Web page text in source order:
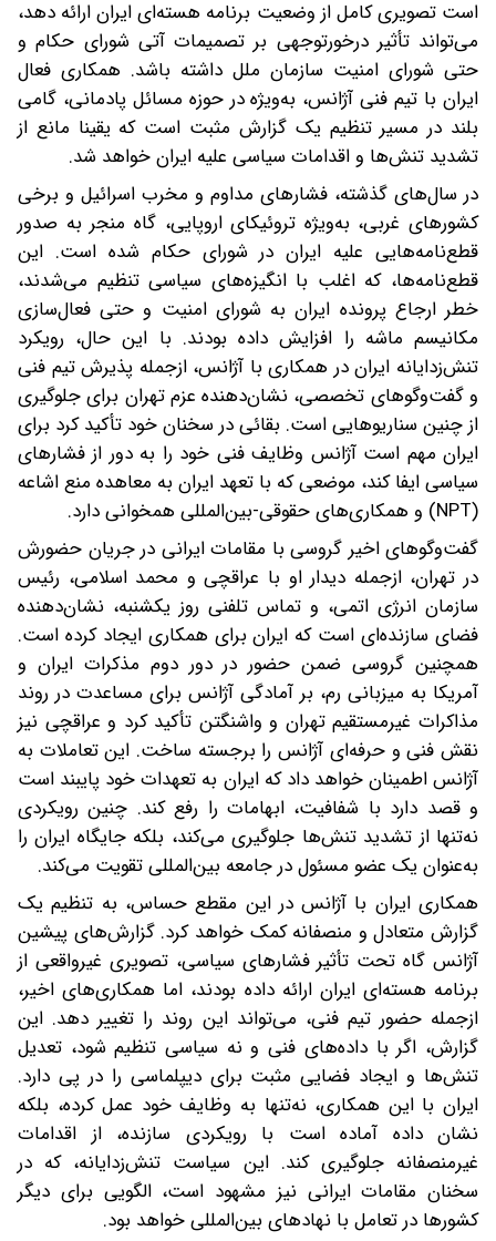
است تصویری کامل از وضعیت برنامه هسته‌ای ایران ارائه دهد،
می‌تواند تأثیر درخورتوجهی بر تصمیمات آتی شورای حکام و
حتی شورای امنیت سازمان ملل داشته باشد. همکاری فعال
ایران با تیم فنی آژانس، به‌ویژه در حوزه مسائل پادمانی، گامی
بلند در مسیر تنظیم یک گزارش مثبت است که یقینا مانع از
تشدید تنش‌ها و اقدامات سیاسی علیه ایران خواهد شد.
در سال‌های گذشته، فشارهای مداوم و مخرب اسرائیل و برخی
کشورهای غربی، به‌ویژه تروئیکای اروپایی، گاه منجر به صدور
قطع‌نامه‌هایی علیه ایران در شورای حکام شده است. این
قطع‌نامه‌ها، که اغلب با انگیزه‌های سیاسی تنظیم می‌شدند،
خطر ارجاع پرونده ایران به شورای امنیت و حتی فعال‌سازی
مکانیسم ماشه را افزایش داده بودند. با این حال، رویکرد
تنش‌زدایانه ایران در همکاری با آژانس، از‌جمله پذیرش تیم فنی
و گفت‌وگوهای تخصصی، نشان‌دهنده عزم تهران برای جلوگیری
از چنین سناریوهایی است. بقائی در سخنان خود تأکید کرد برای
ایران مهم است آژانس وظایف فنی خود را به دور از فشارهای
سیاسی ایفا کند، موضعی که با تعهد ایران به معاهده منع اشاعه
(NPT) و همکاری‌های حقوقی-بین‌المللی همخوانی دارد.
گفت‌وگوهای اخیر گروسی با مقامات ایرانی در جریان حضورش
در تهران، از‌جمله دیدار او با عراقچی و محمد اسلامی، رئیس
سازمان انرژی اتمی، و تماس تلفنی روز یکشنبه، نشان‌دهنده
فضای سازنده‌ای است که ایران برای همکاری ایجاد کرده است.
همچنین گروسی ضمن حضور در دور دوم مذکرات ایران و
آمریکا به میزبانی رم، بر آمادگی آژانس برای مساعدت در روند
مذاکرات غیرمستقیم تهران و واشنگتن تأکید کرد و عراقچی نیز
نقش فنی و حرفه‌ای آژانس را برجسته ساخت. این تعاملات به
آژانس اطمینان خواهد داد که ایران به تعهدات خود پایبند است
و قصد دارد با شفافیت، ابهامات را رفع کند. چنین رویکردی
نه‌تنها از تشدید تنش‌ها جلوگیری می‌کند، بلکه جایگاه ایران را
به‌عنوان یک عضو مسئول در جامعه بین‌المللی تقویت می‌کند.
همکاری ایران با آژانس در این مقطع حساس، به تنظیم یک
گزارش متعادل و منصفانه کمک خواهد کرد. گزارش‌های پیشین
آژانس گاه تحت تأثیر فشارهای سیاسی، تصویری غیرواقعی از
برنامه هسته‌ای ایران ارائه داده بودند، اما همکاری‌های اخیر،
از‌جمله حضور تیم فنی، می‌تواند این روند را تغییر دهد. این
گزارش، اگر با داده‌های فنی و نه سیاسی تنظیم شود، تعدیل
تنش‌ها و ایجاد فضایی مثبت برای دیپلماسی را در پی دارد.
ایران با این همکاری، نه‌تنها به وظایف خود عمل کرده، بلکه
نشان داده آماده است با رویکردی سازنده، از اقدامات
غیرمنصفانه جلوگیری کند. این سیاست تنش‌زدایانه، که در
سخنان مقامات ایرانی نیز مشهود است، الگویی برای دیگر
کشورها در تعامل با نهادهای بین‌المللی خواهد بود.